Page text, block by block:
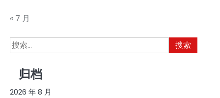
« 7 月
搜
索：
归档
2026 年 8 月